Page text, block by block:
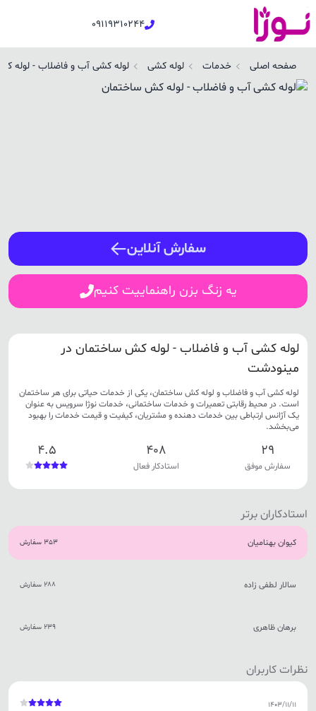
09119310244
صفحه اصلی خدمات لوله کشی لوله کشی آب و فاضلاب - لوله
سفارش آنلاین
یه زنگ بزن راهنماییت کنیم
ورود
لوله کشی آب و فاضلاب - لوله کش ساختمان در
مينودشت
لوله کشی آب و فاضلاب و لوله کش ساختمان، یکی از خدمات حیاتی برای هر ساختمان
است. در محیط رقابتی تعمیرات و خدمات ساختمانی، خدمات نوژا سرویس به عنوان
یک آژانس ارتباطی بین خدمات دهنده و مشتریان، کیفیت و قیمت خدمات را بهبود
می‌بخشد.
29
سفارش موفق
408
استادکار فعال
4.5
استادکاران برتر
کیوان بهنامیان 353 سفارش
سالار لطفی زاده 288 سفارش
برهان ظاهری 239 سفارش
نظرات کاربران
1403/11/11